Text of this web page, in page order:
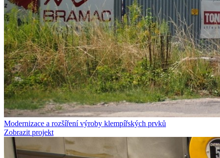
Modernizace a rozšíření výroby klempířských prvků
Zobrazit projekt